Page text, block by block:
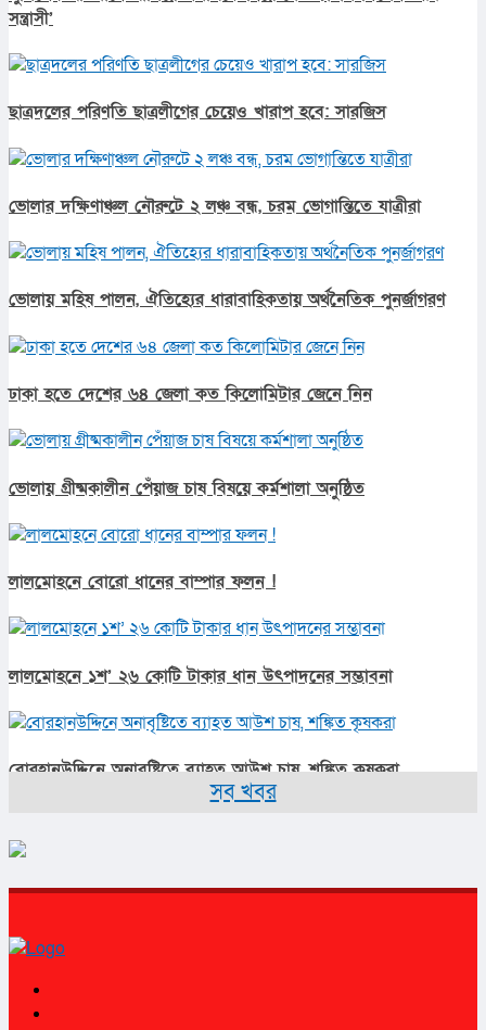
সন্ত্রাসী’
ছাত্রদলের পরিণতি ছাত্রলীগের চেয়েও খারাপ হবে: সারজিস
ভোলার দক্ষিণাঞ্চল নৌরুটে ২ লঞ্চ বন্ধ, চরম ভোগান্তিতে যাত্রীরা
ভোলায় মহিষ পালন, ঐতিহ্যের ধারাবাহিকতায় অর্থনৈতিক পুনর্জাগরণ
ঢাকা হতে দেশের ৬৪ জেলা কত কিলোমিটার জেনে নিন
ভোলায় গ্রীষ্মকালীন পেঁয়াজ চাষ বিষয়ে কর্মশালা অনুষ্ঠিত
লালমোহনে বোরো ধানের বাম্পার ফলন !
লালমোহনে ১শ’ ২৬ কোটি টাকার ধান উৎপাদনের সম্ভাবনা
বোরহানউদ্দিনে অনাবৃষ্টিতে ব্যাহত আউশ চাষ, শঙ্কিত কৃষকরা
সব খবর